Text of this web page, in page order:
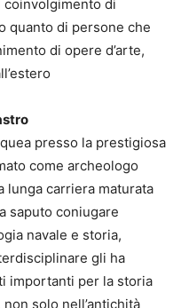
di
quanto di persone che
di opere d’arte,
presso la prestigiosa
come archeologo
lunga carriera maturata
saputo coniugare
navale e storia,
gli ha
importanti per la storia
solo nell’antichità